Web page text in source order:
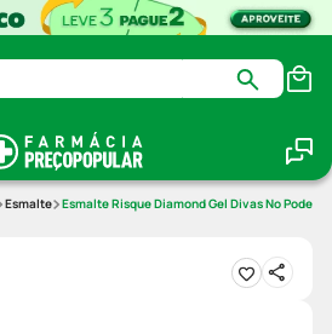
Esmalte Esmalte Risque Diamond Gel Divas No Poder